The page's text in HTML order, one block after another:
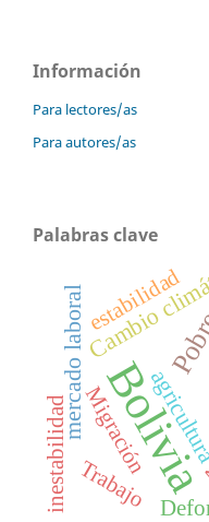
Información
Para lectores/as
Para autores/as
Palabras clave
Cambio
mercado laboralMigración
Trabajo
inestabilidad
estabilidad